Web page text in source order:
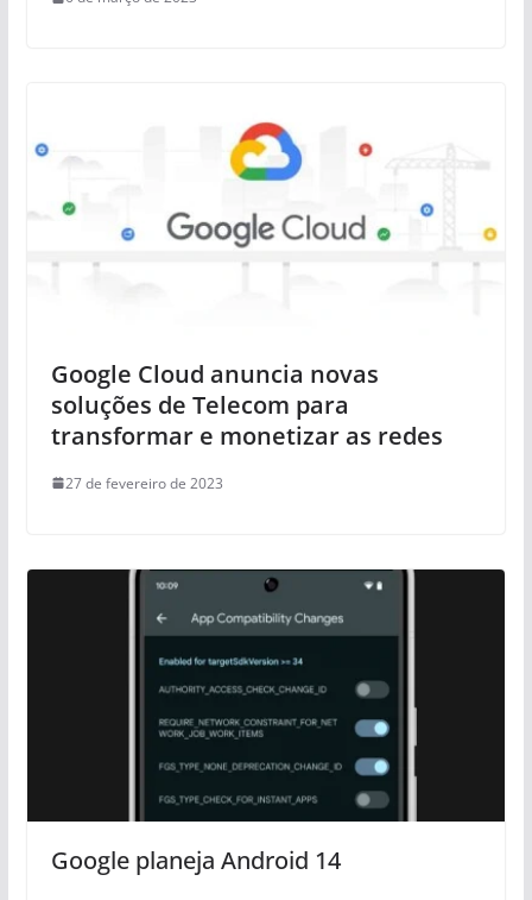
Google Cloud anuncia novas
soluções de Telecom para
transformar e monetizar as redes
27 de fevereiro de 2023
Google planeja Android 14